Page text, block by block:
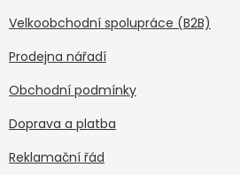
Velkoobchodní spolupráce (B2B)
Prodejna nářadí
Obchodní podmínky
Doprava a platba
Reklamační řád